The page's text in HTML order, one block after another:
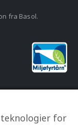
fra Basol.
for